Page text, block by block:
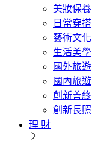
美妝保養
日常穿搭
藝術文化
生活美學
國外旅遊
國內旅遊
創新善終
創新長照
理 財